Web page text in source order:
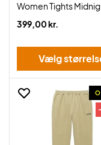
Women Tights
Navy
399,00 kr.
Vælg